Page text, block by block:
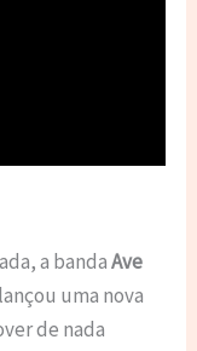
a bandaAve
lançou uma nova
de nada